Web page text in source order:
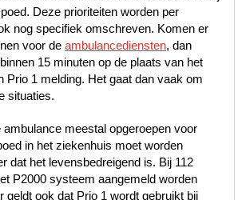
Deze prioriteiten worden per
nog specifiek omschreven. Komen er
voor de ambulancediensten, dan
15 minuten op de plaats van het
Prio 1 melding. Het gaat dan vaak om
situaties.
ambulance meestal opgeroepen voor
in het ziekenhuis moet worden
dat het levensbedreigend is. Bij 112
P2000 systeem aangemeld worden
geldt ook dat Prio 1 wordt gebruikt bij